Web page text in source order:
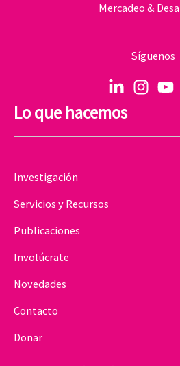
Mercadeo &
Síguenos
Lo que hacemos
Investigación
Servicios y Recursos
Publicaciones
Involúcrate
Novedades
Contacto
Donar